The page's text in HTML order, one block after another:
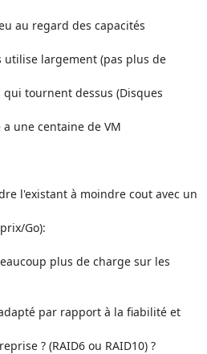
au regard des capacités
utilise largement (pas plus de
tournent dessus (Disques
une centaine de VM
l'existant à moindre cout avec un
Go):
plus de charge sur les
par rapport à la fiabilité et
? (RAID6 ou RAID10) ?